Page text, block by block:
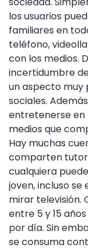
los usuarios
familiares en
teléfono,
con los medios.
incertidumbre
un aspecto muy
sociales.
entretenerse en
medios que
Hay muchas
comparten
cualquiera
joven, incluso
mirar televisión.
entre 5 y 15
por día. Sin
se consuma